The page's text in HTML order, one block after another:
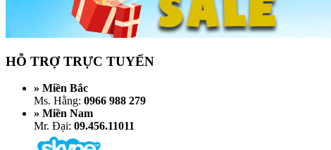
HỖ TRỢ TRỰC TUYẾN
» Miền Bắc
Ms. Hằng: 0966 988 279
» Miền Nam
Mr. Đại: 09.456.11011